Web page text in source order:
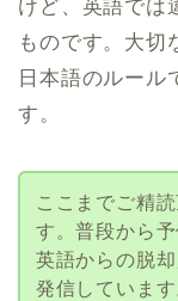
けど、英語では
ものです。大切
日本語のルール
す。
ここまでご精
す。普段から
英語からの脱
発信していま